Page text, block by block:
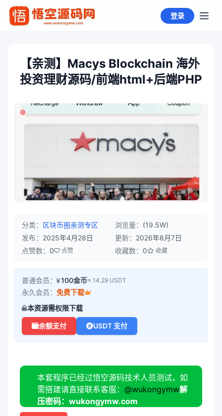
登录
【亲测】Macys Blockchain 海外
投资理财源码/前端html+后端PHP
分类： 区块币圈亲测专区 浏览量： (19.5W)
发布： 2025年4月28日 更新： 2026年8月7日
点赞数： 0 点赞 收藏数： 0 收藏
普通会员： 100金币≈ 14.29 USDT
永久会员： 免费下载
本资源需权限下载
余额支付 USDT 支付
本套程序已经过悟空源码技术人员测试，如
需搭建请直接联系客服： @wukongymw解
压密码：wukongymw.com